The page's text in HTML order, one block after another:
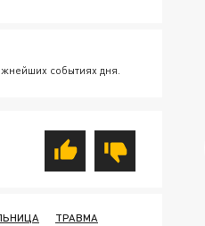
событиях дня.
ТРАВМА